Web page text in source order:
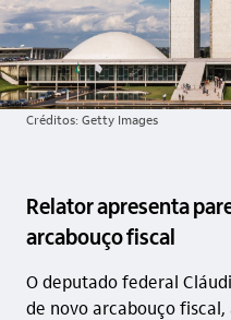
Créditos: Getty Images
Relator apresenta
arcabouço fiscal
O deputado federal
de novo arcabouço